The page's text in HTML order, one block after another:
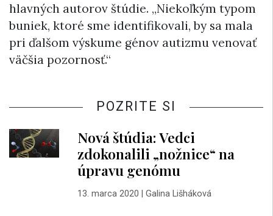
hlavných autorov štúdie. „Niekoľkým typom
buniek, ktoré sme identifikovali, by sa mala
pri ďalšom výskume génov autizmu venovať
väčšia pozornosť.“
POZRITE SI
Nová štúdia: Vedci
zdokonalili „nožnice“ na
úpravu genómu
13. marca 2020 Galina Lišháková